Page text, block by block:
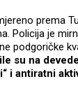
prema
Policija je
podgoričke
su na
i antiratni